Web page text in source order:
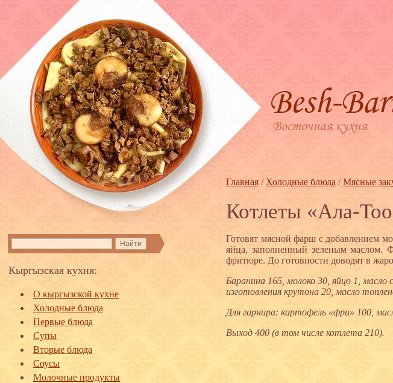
Кыргызская кухня:
О кыргызской кухне
Холодные блюда
Первые блюда
Супы
Вторые блюда
Соусы
Молочные продукты
Главная / Холодные блюда /Мясные
Котлеты «Ала-
Готовят мясной фарш с добавлением
яйца, заполненный зеленым маслом.
фритюре. До готовности доводят в
Баранина 165, молоко 30, яйцо 1, масло
изготовления крутона 20, масло
Для гарнира: картофель «фри» 100,
Выход 400 (в том числе котлета 210).